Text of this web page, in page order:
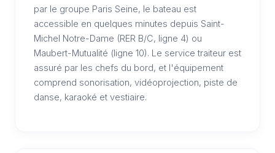
par le groupe Paris Seine, le bateau est
accessible en quelques minutes depuis Saint-
Michel Notre-Dame (RER B/C, ligne 4) ou
Maubert-Mutualité (ligne 10). Le service traiteur est
assuré par les chefs du bord, et l'équipement
comprend sonorisation, vidéoprojection, piste de
danse, karaoké et vestiaire.